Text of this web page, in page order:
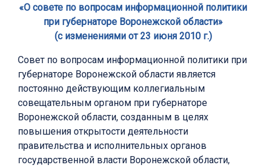
«О совете по вопросам информационной политики
при губернаторе Воронежской области»
(с изменениями от 23 июня 2010 г.)
Совет по вопросам информационной политики при
губернаторе Воронежской области является
постоянно действующим коллегиальным
совещательным органом при губернаторе
Воронежской области, созданным в целях
повышения открытости деятельности
правительства и исполнительных органов
государственной власти Воронежской области,